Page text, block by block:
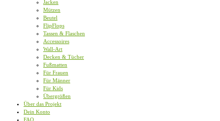
Jacken
Mützen
Beutel
FlipFlops
Tassen & Flaschen
Accessoires
Wall-Art
Decken & Tücher
Fußmatten
Für Frauen
Für Männer
Für Kids
Übergrößen
Über das Projekt
Dein Konto
FAQ